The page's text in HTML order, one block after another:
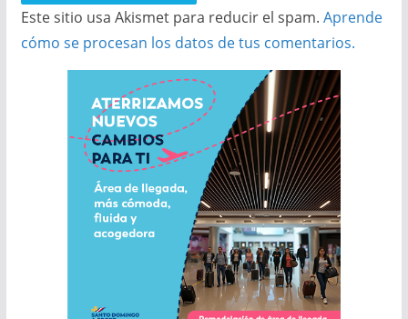
Este sitio usa Akismet para reducir el spam. Aprende
cómo se procesan los datos de tus comentarios.